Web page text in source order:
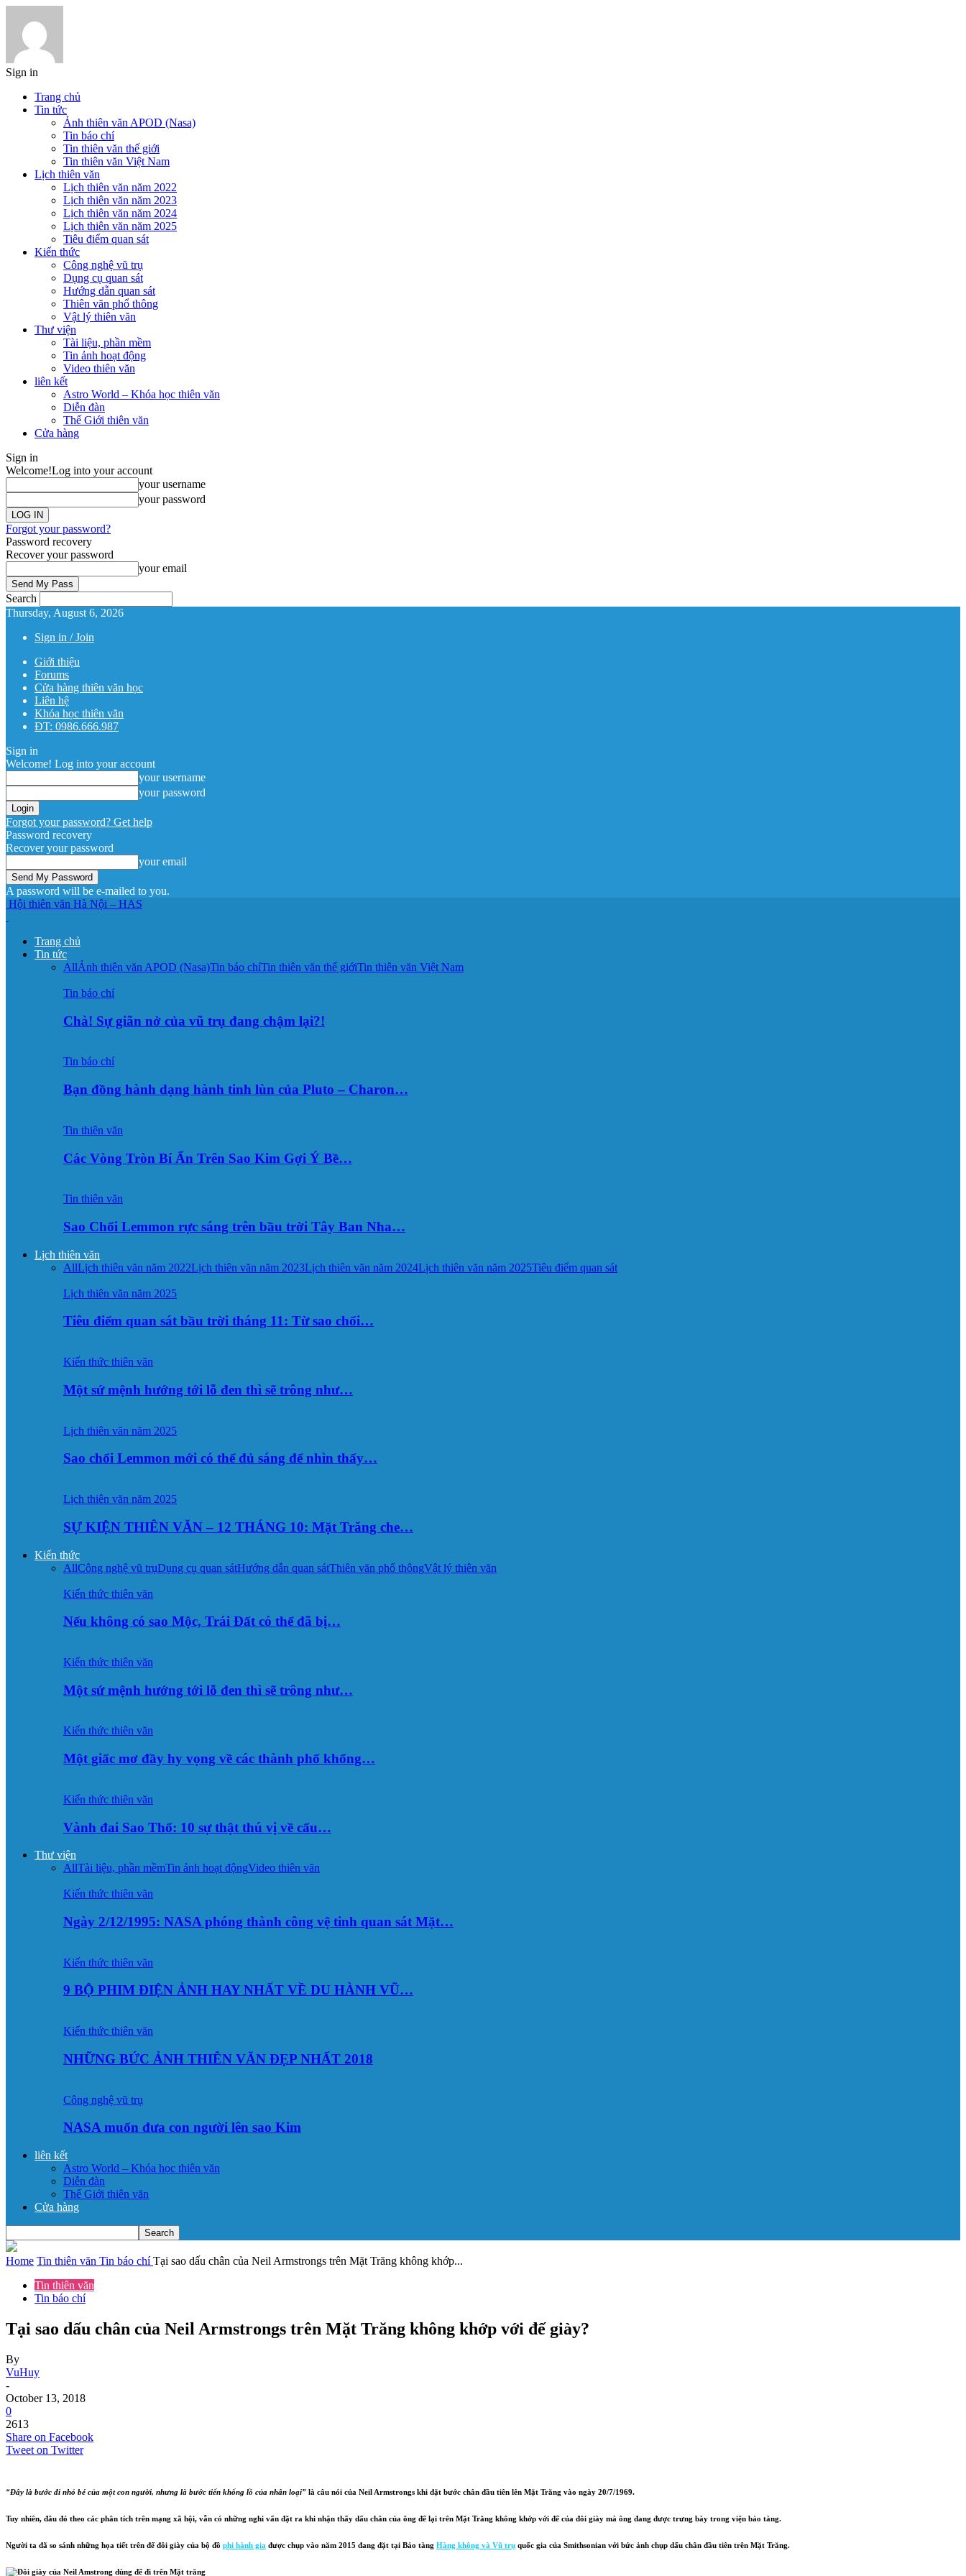
Sign in
Trang chủ
Tin tức
Ảnh thiên văn APOD (Nasa)
Tin báo chí
Tin thiên văn thế giới
Tin thiên văn Việt Nam
Lịch thiên văn
Lịch thiên văn năm 2022
Lịch thiên văn năm 2023
Lịch thiên văn năm 2024
Lịch thiên văn năm 2025
Tiêu điểm quan sát
Kiến thức
Công nghệ vũ trụ
Dụng cụ quan sát
Hướng dẫn quan sát
Thiên văn phổ thông
Vật lý thiên văn
Thư viện
Tài liệu, phần mềm
Tin ảnh hoạt động
Video thiên văn
liên kết
Astro World – Khóa học thiên văn
Diễn đàn
Thế Giới thiên văn
Cửa hàng
Sign in
Welcome!Log into your account
your username
your password
Forgot your password?
Password recovery
Recover your password
your email
Search
Thursday, August 6, 2026
Sign in / Join
Giới thiệu
Forums
Cửa hàng thiên văn học
Liên hệ
Khóa học thiên văn
ĐT: 0986.666.987
Sign in
Welcome! Log into your account
your username
your password
Forgot your password? Get help
Password recovery
Recover your password
your email
A password will be e-mailed to you.
Hội thiên văn Hà Nội – HAS
Trang chủ
Tin tức
AllẢnh thiên văn APOD (Nasa)Tin báo chíTin thiên văn thế giớiTin thiên văn Việt Nam
Tin báo chí
Chà! Sự giãn nở của vũ trụ đang chậm lại?!
Tin báo chí
Bạn đồng hành dạng hành tinh lùn của Pluto – Charon…
Tin thiên văn
Các Vòng Tròn Bí Ẩn Trên Sao Kim Gợi Ý Bề…
Tin thiên văn
Sao Chổi Lemmon rực sáng trên bầu trời Tây Ban Nha…
Lịch thiên văn
AllLịch thiên văn năm 2022Lịch thiên văn năm 2023Lịch thiên văn năm 2024Lịch thiên văn năm 2025Tiêu điểm quan sát
Lịch thiên văn năm 2025
Tiêu điểm quan sát bầu trời tháng 11: Từ sao chổi…
Kiến thức thiên văn
Một sứ mệnh hướng tới lỗ đen thì sẽ trông như…
Lịch thiên văn năm 2025
Sao chổi Lemmon mới có thể đủ sáng để nhìn thấy…
Lịch thiên văn năm 2025
SỰ KIỆN THIÊN VĂN – 12 THÁNG 10: Mặt Trăng che…
Kiến thức
AllCông nghệ vũ trụDụng cụ quan sátHướng dẫn quan sátThiên văn phổ thôngVật lý thiên văn
Kiến thức thiên văn
Nếu không có sao Mộc, Trái Đất có thể đã bị…
Kiến thức thiên văn
Một sứ mệnh hướng tới lỗ đen thì sẽ trông như…
Kiến thức thiên văn
Một giấc mơ đầy hy vọng về các thành phố khổng…
Kiến thức thiên văn
Vành đai Sao Thổ: 10 sự thật thú vị về cấu…
Thư viện
AllTài liệu, phần mềmTin ảnh hoạt độngVideo thiên văn
Kiến thức thiên văn
Ngày 2/12/1995: NASA phóng thành công vệ tinh quan sát Mặt…
Kiến thức thiên văn
9 BỘ PHIM ĐIỆN ẢNH HAY NHẤT VỀ DU HÀNH VŨ…
Kiến thức thiên văn
NHỮNG BỨC ẢNH THIÊN VĂN ĐẸP NHẤT 2018
Công nghệ vũ trụ
NASA muốn đưa con người lên sao Kim
liên kết
Astro World – Khóa học thiên văn
Diễn đàn
Thế Giới thiên văn
Cửa hàng
Home Tin thiên văn Tin báo chí Tại sao dấu chân của Neil Armstrongs trên Mặt Trăng không khớp...
Tin thiên văn
Tin báo chí
Tại sao dấu chân của Neil Armstrongs trên Mặt Trăng không khớp với đế giày?
By
VuHuy
-
October 13, 2018
0
2613
Share on Facebook
Tweet on Twitter
“Đây là bước đi nhỏ bé của một con người, nhưng là bước tiến khổng lồ của nhân loại” là câu nói của Neil Armstrongs khi đặt bước chân đầu tiên lên Mặt Trăng vào ngày 20/7/1969.
Tuy nhiên, đâu đó theo các phân tích trên mạng xã hội, vẫn có những nghi vấn đặt ra khi nhận thấy dấu chân của ông để lại trên Mặt Trăng không khớp với đế của đôi giày mà ông đang được trưng bày trong viện bảo tàng.
Người ta đã so sánh những họa tiết trên đế đôi giày của bộ đồ phi hành gia được chụp vào năm 2015 đang đặt tại Bảo tàng Hàng không và Vũ trụ quốc gia của Smithsonian với bức ảnh chụp dấu chân đầu tiên trên Mặt Trăng.